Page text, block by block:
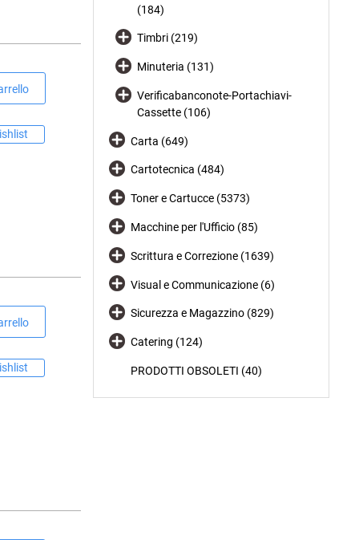
(184)
Timbri (219)
Minuteria (131)
Verificabanconote-Portachiavi-
Cassette (106)
Carta (649)
Cartotecnica (484)
Toner e Cartucce (5373)
Macchine per l'Ufficio (85)
Scrittura e Correzione (1639)
Visual e Communicazione (6)
Sicurezza e Magazzino (829)
Catering (124)
PRODOTTI OBSOLETI (40)